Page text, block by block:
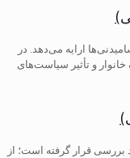
ارایه می‌دهد. در
و تأثیر سیاست‌های
بررسی قرار گرفته است؛ از